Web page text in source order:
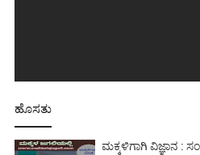
ಹೊಸತು
ಮಕ್ಕಳಿಗಾಗಿ ವಿಜ್ಞಾನ :